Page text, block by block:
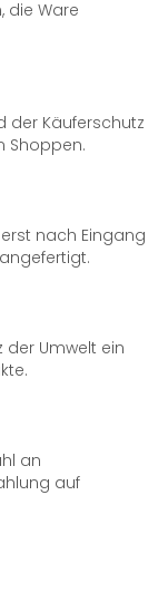
die Ware
der Käuferschutz
Shoppen.
nach Eingang
der Umwelt ein
an
auf